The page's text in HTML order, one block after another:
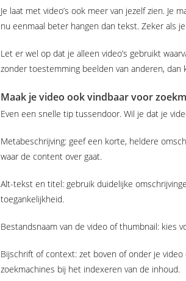
Je laat met video’s ook meer van jezelf zien.
nu eenmaal beter hangen dan tekst. Zeker als
Let er wel op dat je alleen video’s gebruikt
zonder toestemming beelden van anderen,
Maak je video ook vindbaar voor
Even een snelle tip tussendoor. Wil je dat je
Metabeschrijving: geef een korte, heldere
waar de content over gaat.
Alt-tekst en titel: gebruik duidelijke
toegankelijkheid.
Bestandsnaam van de video of thumbnail: kies
Bijschrift of context: zet boven of onder je
zoekmachines bij het indexeren van de inhoud.